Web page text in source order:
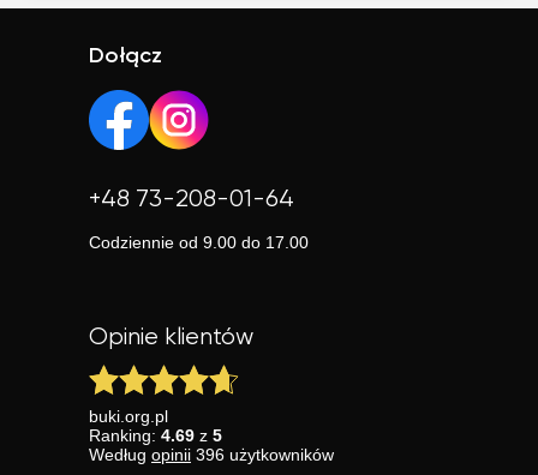
Dołącz
+48 73-208-01-64
Codziennie od 9.00 do 17.00
Opinie klientów
buki.org.pl
Ranking: 4.69 z 5
Według opinii 396 użytkowników